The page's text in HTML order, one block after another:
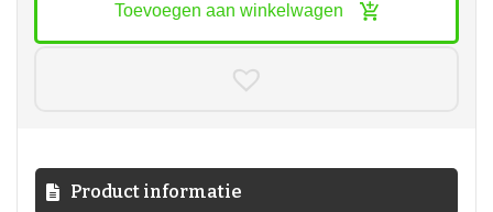
Toevoegen aan winkelwagen
Product informatie